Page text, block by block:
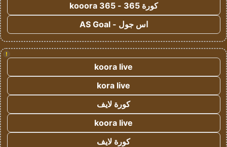
كورة 365 - kooora 365
اس جول - AS Goal
!
koora live
kora live
كورة لايف
koora live
كورة لايف